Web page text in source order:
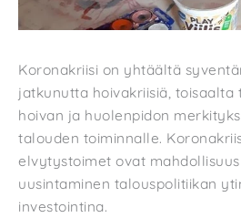
Koronakriisi on yhtäältä
jatkunutta hoivakriisiä, toisaalta
hoivan ja huolenpidon
talouden toiminnalle.
elvytystoimet ovat
uusintaminen talouspolitiikan
investointina.